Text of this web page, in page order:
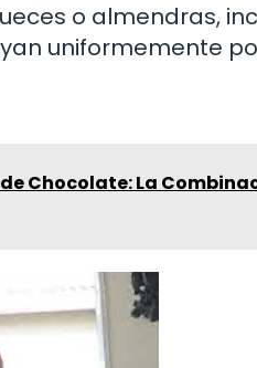
o almendras,
uniformemente
Chocolate: La